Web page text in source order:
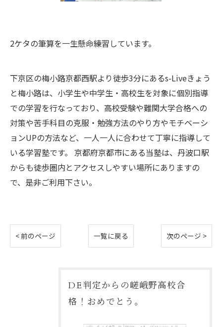
2ケタの筆算を一生懸命練習しています。
下京区の梅小路京都西駅より徒歩3分にあるs-Liveきょう
と梅小路は、小学生や中学生・高校生を対象に個別指導
での学習を行なっており、高校受験や難関大学合格への
対策や苦手科目の克服・勉強方法のやり方やモチベーシ
ョンUPの方法など、一人一人に合わせて丁寧に指導して
いる学習塾です。 京都府京都市にある当塾は、丹波口駅
からも徒歩圏内とアクセスしやすい場所にありますの
で、是非ご利用下さい。
< 前のページ 一覧に戻る 次のページ >
DE判定からの嵯峨野高校合
格！おめでとう。